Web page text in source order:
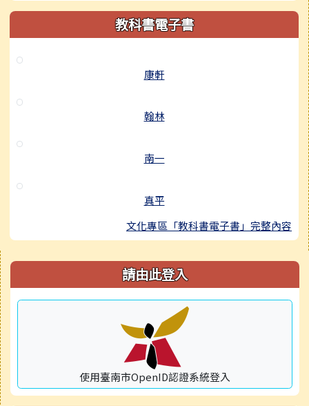
教科書電子書
康軒
翰林
南一
真平
文化專區「教科書電子書」完整內容
右邊區域內容 請由此登入
使用臺南市OpenID認證系統登入